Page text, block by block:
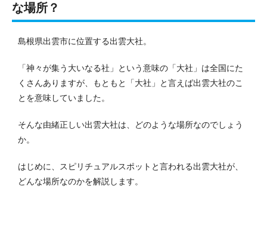
な場所？
島根県出雲市に位置する出雲大社。
「神々が集う大いなる社」という意味の「大社」は全国にた
くさんありますが、もともと「大社」と言えば出雲大社のこ
とを意味していました。
そんな由緒正しい出雲大社は、どのような場所なのでしょう
か。
はじめに、スピリチュアルスポットと言われる出雲大社が、
どんな場所なのかを解説します。